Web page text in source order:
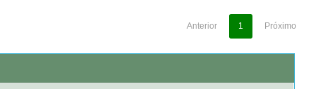
Anterior 1 Próximo